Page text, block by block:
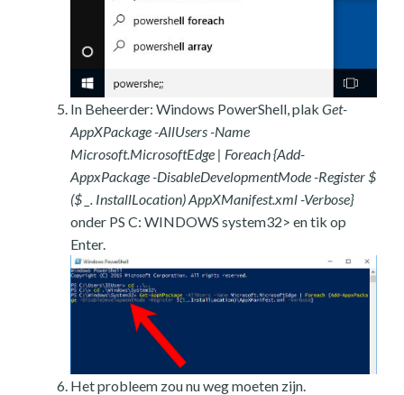
In Beheerder: Windows PowerShell, plak Get-
AppXPackage -AllUsers -Name
Microsoft.MicrosoftEdge | Foreach {Add-
AppxPackage -DisableDevelopmentMode -Register $
($ _. InstallLocation) AppXManifest.xml -Verbose}
onder PS C: WINDOWS system32> en tik op
Enter.
Het probleem zou nu weg moeten zijn.